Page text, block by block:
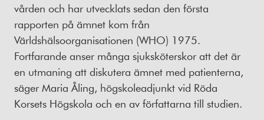
vården och har utvecklats sedan den första
rapporten på ämnet kom från
Världshälsoorganisationen (WHO) 1975.
Fortfarande anser många sjuksköterskor att det är
en utmaning att diskutera ämnet med patienterna,
säger Maria Åling, högskoleadjunkt vid Röda
Korsets Högskola och en av författarna till studien.